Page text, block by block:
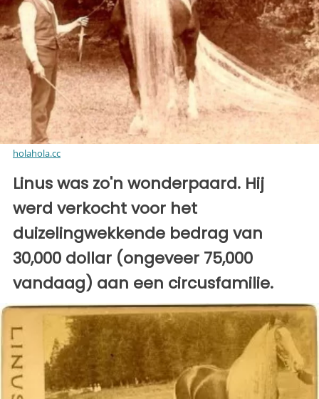
holahola.cc
Linus was zo'n wonderpaard. Hij
werd verkocht voor het
duizelingwekkende bedrag van
30,000 dollar (ongeveer 75,000
vandaag) aan een circusfamilie.